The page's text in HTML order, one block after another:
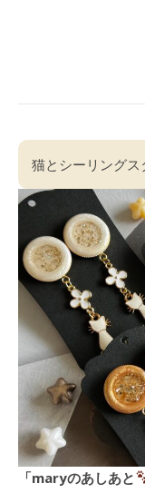
猫とシーリング
「maryのあしあと